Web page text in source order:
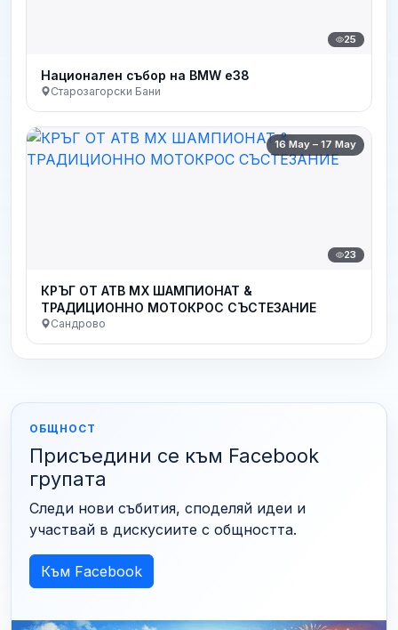
25
Национален събор на BMW e38
Старозагорски Бани
16 May – 17 May
23
КРЪГ ОТ АТВ МХ ШАМПИОНАТ &
ТРАДИЦИОННО МОТОКРОС СЪСТЕЗАНИЕ
Сандрово
ОБЩНОСТ
Присъедини се към Facebook
групата
Следи нови събития, споделяй идеи и
участвай в дискусиите с общността.
Към Facebook